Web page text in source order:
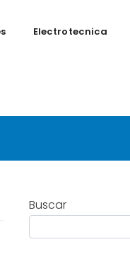
Electrotecnica
Buscar